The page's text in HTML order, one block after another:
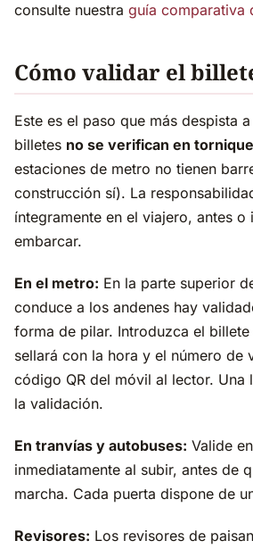
consulte nuestra guía comparativa
Cómo validar el
Este es el paso que más despista
billetes no se verifican en
estaciones de metro no tienen
construcción sí). La
íntegramente en el viajero, antes o
embarcar.
En el metro: En la parte superior
conduce a los andenes hay
forma de pilar. Introduzca el
sellará con la hora y el número de
código QR del móvil al lector.
la validación.
En tranvías y autobuses: Valide
inmediatamente al subir, antes de
marcha. Cada puerta dispone de
Revisores: Los revisores de